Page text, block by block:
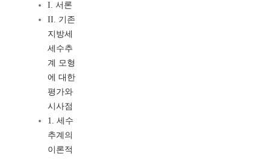
I. 서론
II. 기존
지방세
세수추
계 모형
에 대한
평가와
시사점
1. 세수
추계의
이론적